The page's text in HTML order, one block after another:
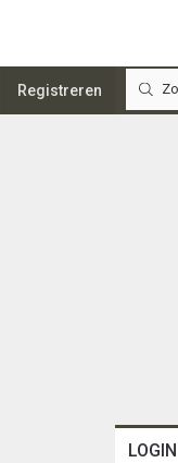
Registreren
LOGIN